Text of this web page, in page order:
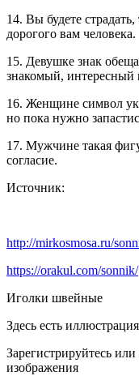
14. Вы будете
дорогого вам человека.
15. Девушке знак
знакомый, интересный
16. Женщине символ
но пока нужно
17. Мужчине такая
согласие.
Источник:
http://mirkosmosa.ru/
https://orakul.com/sonnik/
Иголки швейные
Здесь есть иллюстрация
Зарегистрируйтесь
изображения